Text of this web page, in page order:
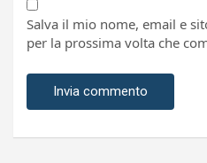
Salva il mio nome, email e
per la prossima volta che